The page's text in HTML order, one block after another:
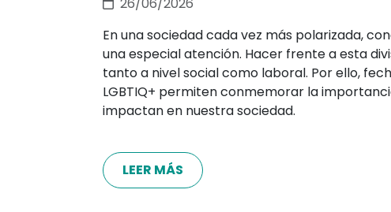
En una sociedad cada vez más polarizada,
una especial atención. Hacer frente a esta
tanto a nivel social como laboral. Por ello,
LGBTIQ+ permiten conmemorar la
impactan en nuestra sociedad.
LEER MÁS